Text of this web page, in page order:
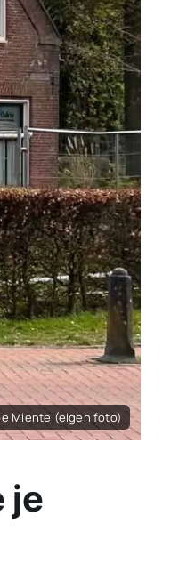
Miente (eigen foto)
je